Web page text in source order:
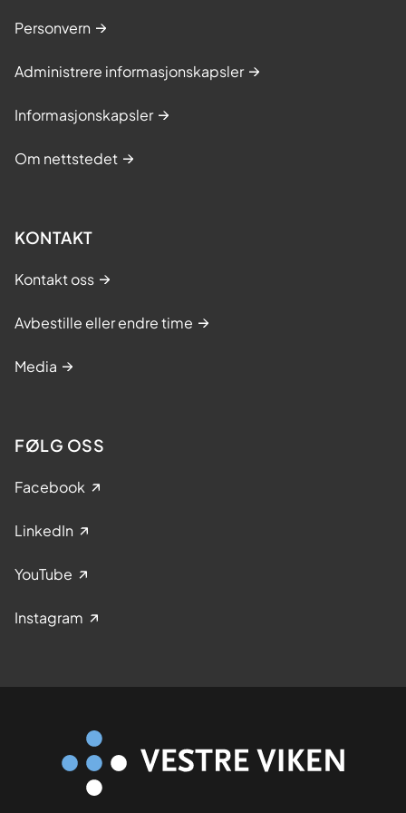
Personvern
Administrere informasjonskapsler
Informasjonskapsler
Om nettstedet
KONTAKT
Kontakt oss
Avbestille eller endre time
Media
FØLG OSS
Facebook
LinkedIn
YouTube
Instagram